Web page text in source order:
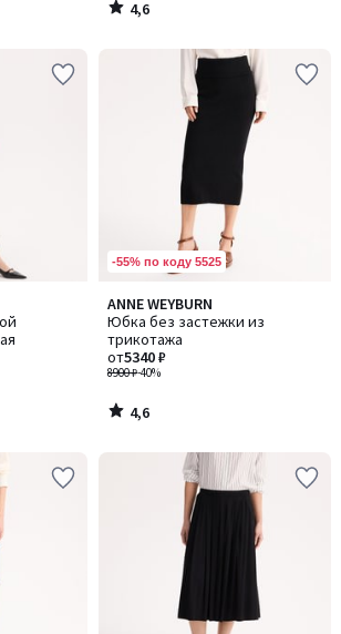
4,6
/
-55% по коду 5525
ANNE WEYBURN
Юбка без застежки из
трикотажа
8900 ₽-40%
от5340 ₽
4,6
/ 5
4,6
/